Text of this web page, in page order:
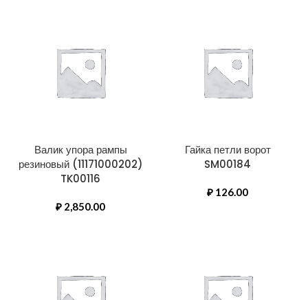
Валик упора рампы
резиновый (11171000202)
TK00116
₽ 2,850.00
Гайка петли ворот
SM00184
₽ 126.00